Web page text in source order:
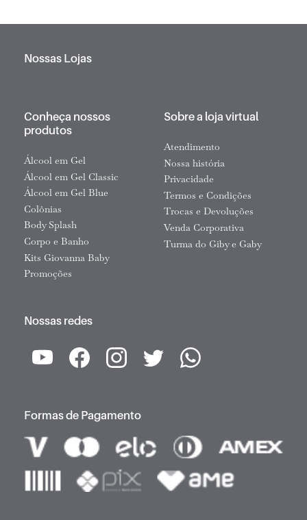
Nossas Lojas
Conheça nossos
produtos
Álcool em Gel
Álcool em Gel Classic
Álcool em Gel Blue
Colônias
Body Splash
Corpo e Banho
Kits Giovanna Baby
Promoções
Sobre a loja virtual
Atendimento
Nossa história
Privacidade
Termos e Condições
Trocas e Devoluções
Venda Corporativa
Turma do Giby e Gaby
Nossas redes
Formas de Pagamento